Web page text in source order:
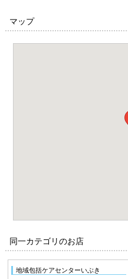
マップ
同一カテゴリのお店
地域包括ケアセンターいぶき